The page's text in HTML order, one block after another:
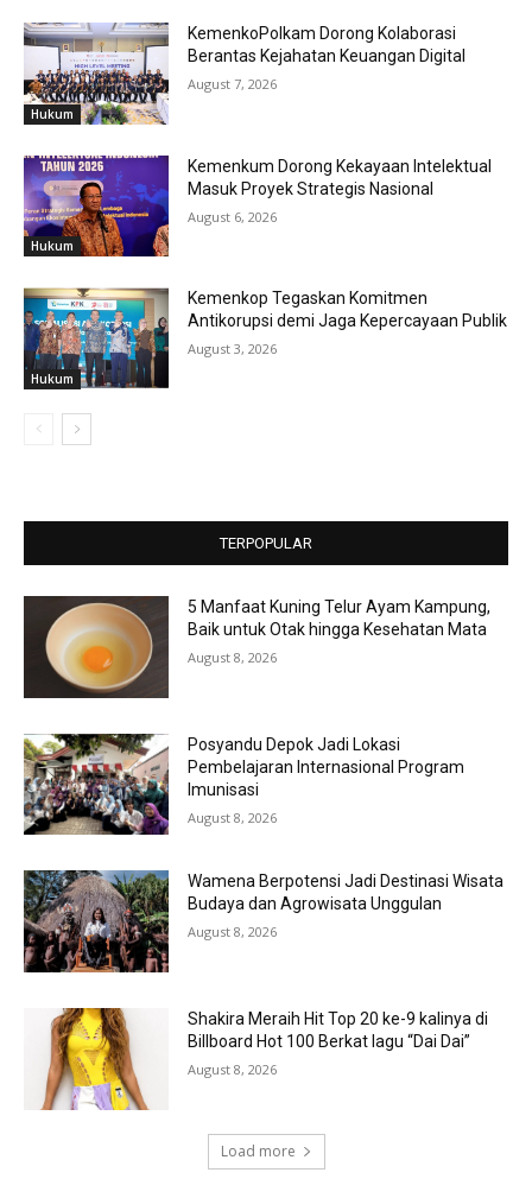
Hukum
KemenkoPolkam Dorong Kolaborasi
Berantas Kejahatan Keuangan Digital
August 7, 2026
Hukum
Kemenkum Dorong Kekayaan Intelektual
Masuk Proyek Strategis Nasional
August 6, 2026
Hukum
Kemenkop Tegaskan Komitmen
Antikorupsi demi Jaga Kepercayaan Publik
August 3, 2026
TERPOPULAR
5 Manfaat Kuning Telur Ayam Kampung,
Baik untuk Otak hingga Kesehatan Mata
August 8, 2026
Posyandu Depok Jadi Lokasi
Pembelajaran Internasional Program
Imunisasi
August 8, 2026
Wamena Berpotensi Jadi Destinasi Wisata
Budaya dan Agrowisata Unggulan
August 8, 2026
Shakira Meraih Hit Top 20 ke-9 kalinya di
Billboard Hot 100 Berkat lagu “Dai Dai”
August 8, 2026
Load more